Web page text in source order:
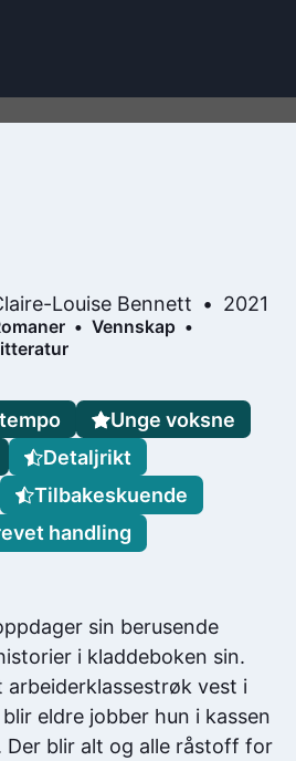
Louise Bennett 2021
Vennskap
sin berusende
i kladdeboken sin.
arbeiderklassestrøk vest i
eldre jobber hun i kassen
Der blir alt og alle råstoff for
Unge voksne
Detaljrikt
Tilbakeskuende
handling